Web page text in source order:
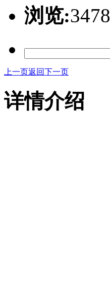
浏览:3478
上一页返回下一页
详情介绍